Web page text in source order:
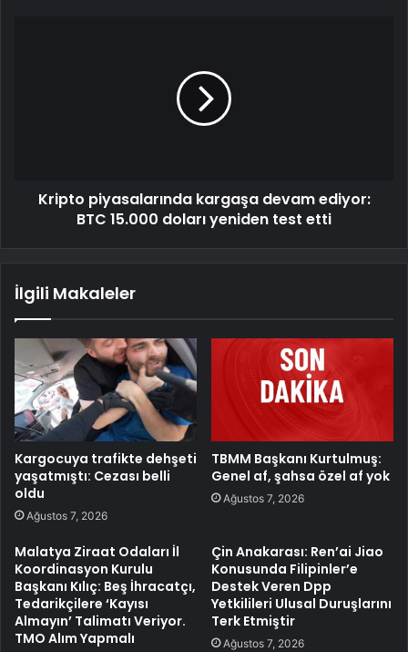
Kripto piyasalarında kargaşa devam ediyor:
BTC 15.000 doları yeniden test etti
İlgili Makaleler
Kargocuya trafikte dehşeti
yaşatmıştı: Cezası belli
oldu
Ağustos 7, 2026
TBMM Başkanı Kurtulmuş:
Genel af, şahsa özel af yok
Ağustos 7, 2026
Malatya Ziraat Odaları İl
Koordinasyon Kurulu
Başkanı Kılıç: Beş İhracatçı,
Tedarikçilere ‘Kayısı
Almayın’ Talimatı Veriyor.
TMO Alım Yapmalı
Çin Anakarası: Ren’ai Jiao
Konusunda Filipinler’e
Destek Veren Dpp
Yetkilileri Ulusal Duruşlarını
Terk Etmiştir
Ağustos 7, 2026